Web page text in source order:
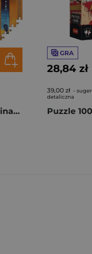
Puzzle 1000 Imagination Kat Garstka Kolekcja Oneironauty II
GRA
28,84 zł
39,00 zł -
detaliczna